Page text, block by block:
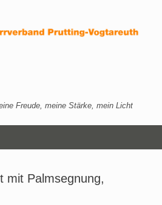
Freude, meine Stärke, mein Licht
mit Palmsegnung,